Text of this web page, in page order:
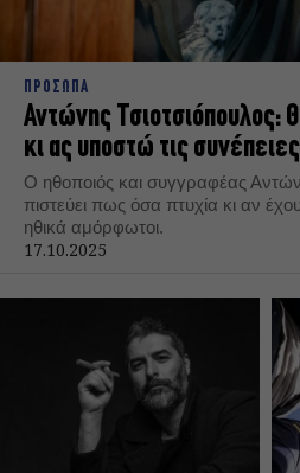
ΠΡΟΣΩΠΑ
Αντώνης Τσιοτσιόπουλος:
κι ας υποστώ τις συνέπειες
Ο ηθοποιός και συγγραφέας
πιστεύει πως όσα πτυχία κι αν
ηθικά αμόρφωτοι.
17.10.2025